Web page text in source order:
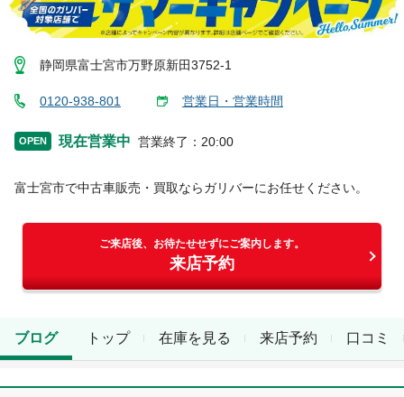
静岡県富士宮市万野原新田3752-1
0120-938-801 営業日・営業時間
OPEN 現在営業中 営業終了 ： 20:00
富士宮市で中古車販売・買取ならガリバーにお任せください。
ご来店後、お待たせせずにご案内します。
来店予約
トップ 在庫を見る 来店予約 口コミ
ブログ